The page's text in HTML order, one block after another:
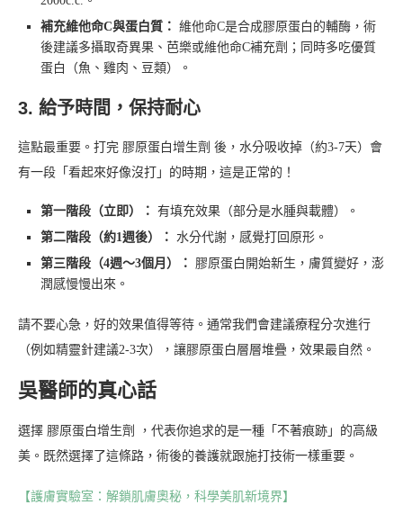
補充維他命C與蛋白質： 維他命C是合成膠原蛋白的輔酶，術
後建議多攝取奇異果、芭樂或維他命C補充劑；同時多吃優質
蛋白（魚、雞肉、豆類）。
3. 給予時間，保持耐心
這點最重要。打完 膠原蛋白增生劑 後，水分吸收掉（約3-7天）會
有一段「看起來好像沒打」的時期，這是正常的！
第一階段（立即）： 有填充效果（部分是水腫與載體）。
第二階段（約1週後）：
水分代謝，感覺打回原形。
第三階段（4週～3個月）：
膠原蛋白開始新生，膚質變好，澎
潤感慢慢出來。
請不要心急，好的效果值得等待。通常我們會建議療程分次進行
（例如精靈針建議2-3次），讓膠原蛋白層層堆疊，效果最自然。
吳醫師的真心話
選擇 膠原蛋白增生劑 ，代表你追求的是一種「不著痕跡」的高級
美。既然選擇了這條路，術後的養護就跟施打技術一樣重要。
【護膚實驗室：解鎖肌膚奧秘，科學美肌新境界】